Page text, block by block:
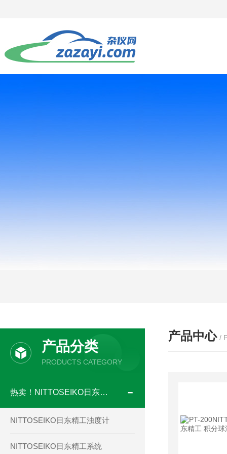
产品分类
PRODUCTS CATEGORY
热卖！NITTOSEIKO日东精工
NITTOSEIKO日东精工浊度计
NITTOSEIKO日东精工系统
产品中心 /